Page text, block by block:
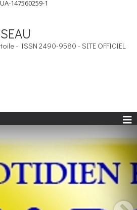
UA-147560259-1
- ISSN 2490-9580 - SITE OFFICIEL